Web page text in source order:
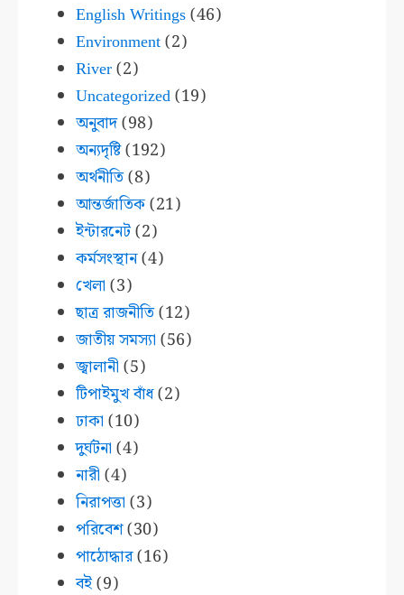
English Writings(46)
Environment(2)
River(2)
Uncategorized(19)
অনুবাদ(98)
অন্যদৃষ্টি(192)
অর্থনীতি(8)
আন্তর্জাতিক(21)
ইন্টারনেট(2)
কর্মসংস্থান(4)
খেলা (3)
ছাত্র রাজনীতি(12)
জাতীয় সমস্যা (56)
জ্বালানী (5)
টিপাইমুখ বাঁধ(2)
ঢাকা (10)
দুর্ঘটনা (4)
নারী (4)
নিরাপত্তা (3)
পরিবেশ(30)
পাঠোদ্ধার(16)
বই(9)